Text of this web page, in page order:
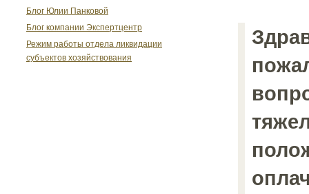
Блог Юлии Панковой
Блог компании Экспертцентр
Режим работы отдела ликвидации
субъектов хозяйствования